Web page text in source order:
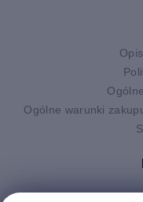
Ogólne warunki